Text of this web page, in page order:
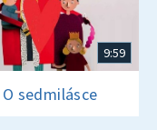
9:59
O sedmilásce